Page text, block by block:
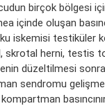
birçok bölgesi
içinde oluşan
iskemisi testiküler
skrotal herni, testis
düzeltilmesi
sendromu